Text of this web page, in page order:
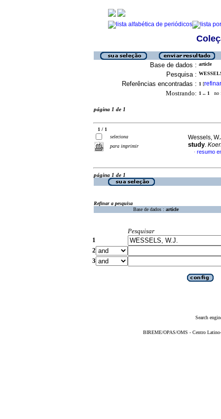
Base de dados : article
Pesquisa :
Referências encontradas : 1 [refinar
Mostrando: 1 .. 1 no
página 1 de 1
1 / 1
seleciona
para imprimir
Wessels,
study.
· resumo
página 1 de 1
Refinar a pesquisa
Base de dados : article
Pesquisar
1
2
3
Search
BIREME/OPAS/OMS - Centro Latino-